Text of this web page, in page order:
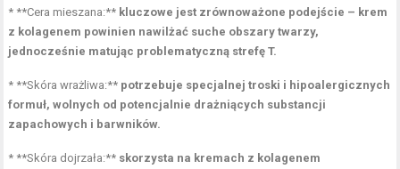
* **Cera mieszana:** kluczowe jest zrównoważone podejście – krem
z kolagenem powinien nawilżać suche obszary twarzy,
jednocześnie matując problematyczną strefę T.
* **Skóra wrażliwa:** potrzebuje specjalnej troski i hipoalergicznych
formuł, wolnych od potencjalnie drażniących substancji
zapachowych i barwników.
* **Skóra dojrzała:** skorzysta na kremach z kolagenem